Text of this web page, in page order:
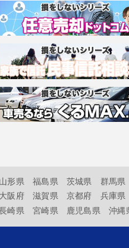
山形県 福島県 茨城県 群馬県
大阪府 滋賀県 京都府 兵庫県
崎県 宮崎県 鹿児島県 沖縄